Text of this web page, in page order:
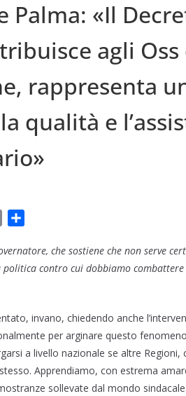
Palma: «Il
agli
rappresenta
qualità e
a
i
n
d
i
d
i
che sostiene che non serve
politica contro cui dobbiamo
invano, chiedendo anche
per arginare questo
a livello nazionale se altre
Apprendiamo, con estrema
sollevate dal mondo